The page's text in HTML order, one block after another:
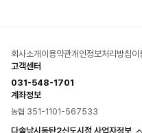
회사소개 이용약관개인정보처리방침이
다솔낚시동탄2신도시점 사업자정보
고객센터
031-548-1701
계좌정보
농협 351-1101-567533